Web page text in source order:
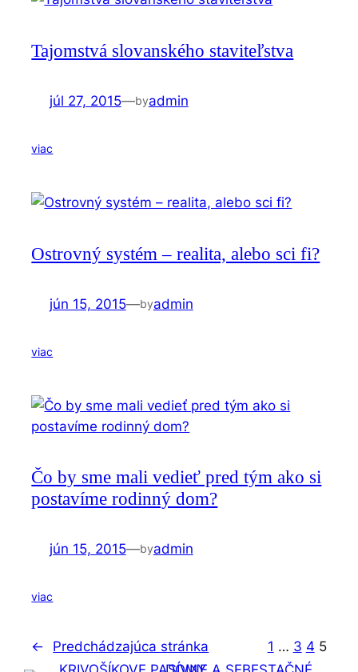
Tajomstvá slovanského staviteľstva
júl 27, 2015—byadmin
viac
Ostrovný systém – realita, alebo sci fi?
jún 15, 2015—byadmin
viac
Čo by sme mali vedieť pred tým ako si
postavíme rodinný dom?
jún 15, 2015—byadmin
viac
← Predchádzajúca stránka 1 … 3 4 5